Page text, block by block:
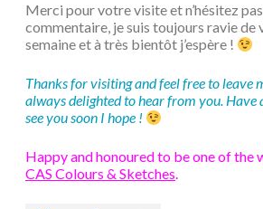
Merci pour votre visite et n’hésitez
commentaire, je suis toujours ravie de
semaine et à très bientôt j’espère !
Thanks for visiting and feel free to leave
always delighted to hear from you. Have
see you soon I hope !
Happy and honoured to be one of the
CAS Colours & Sketches.